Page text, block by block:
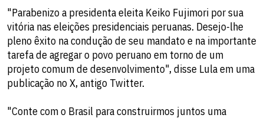
"Parabenizo a presidenta eleita Keiko Fujimori por sua
vitória nas eleições presidenciais peruanas. Desejo-lhe
pleno êxito na condução de seu mandato e na importante
tarefa de agregar o povo peruano em torno de um
projeto comum de desenvolvimento", disse Lula em uma
publicação no X, antigo Twitter.
"Conte com o Brasil para construirmos juntos uma